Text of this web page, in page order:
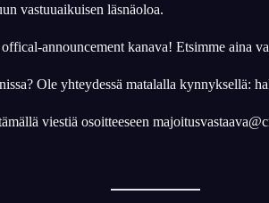
vastuuaikuisen läsnäoloa.
announcement kanava! Etsimme aina
Ole yhteydessä matalalla kynnyksellä:
viestiä osoitteeseen